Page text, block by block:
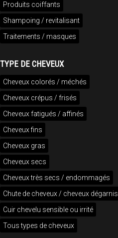
Produits coiffants
Shampoing / revitalisant
Traitements / masques
TYPE DE CHEVEUX
Cheveux colorés / méchés
Cheveux crépus / frisés
Cheveux fatigués / affinés
Cheveux fins
Cheveux gras
Cheveux secs
Cheveux très secs / endommagés
Chute de cheveux / cheveux dégarnis
Cuir chevelu sensible ou irrité
Tous types de cheveux